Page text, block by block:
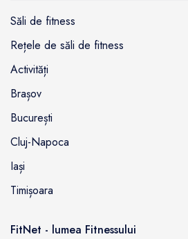
Săli de fitness
Rețele de săli de fitness
Activități
Brașov
București
Cluj-Napoca
Iași
Timișoara
FitNet - lumea Fitnessului